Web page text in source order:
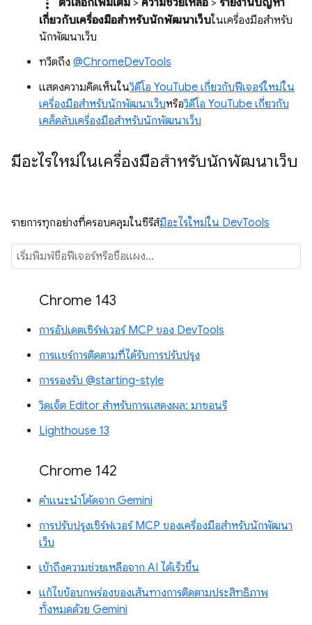
ตัวเลือกเพิ่มเติม > ความช่วยเหลือ > รายงานปัญหา
เกี่ยวกับเครื่องมือสำหรับนักพัฒนาเว็บในเครื่องมือสำหรับ
นักพัฒนาเว็บ
ทวีตถึง @ChromeDevTools
แสดงความคิดเห็นในวิดีโอ YouTube เกี่ยวกับฟีเจอร์ใหม่ใน
เครื่องมือสำหรับนักพัฒนาเว็บหรือวิดีโอ YouTube เกี่ยวกับ
เคล็ดลับเครื่องมือสำหรับนักพัฒนาเว็บ
มีอะไรใหม่ในเครื่องมือสำหรับนักพัฒนาเว็บ
รายการทุกอย่างที่ครอบคลุมในซีรีส์มีอะไรใหม่ใน DevTools
Chrome 143
การอัปเดตเซิร์ฟเวอร์ MCP ของ DevTools
การแชร์การติดตามที่ได้รับการปรับปรุง
การรองรับ @starting-style
วิดเจ็ต Editor สำหรับการแสดงผล: มาซอนรี
Lighthouse 13
Chrome 142
คำแนะนำโค้ดจาก Gemini
การปรับปรุงเซิร์ฟเวอร์ MCP ของเครื่องมือสำหรับนักพัฒนา
เว็บ
เข้าถึงความช่วยเหลือจาก AI ได้เร็วขึ้น
แก้ไขข้อบกพร่องของเส้นทางการติดตามประสิทธิภาพ
ทั้งหมดด้วย Gemini